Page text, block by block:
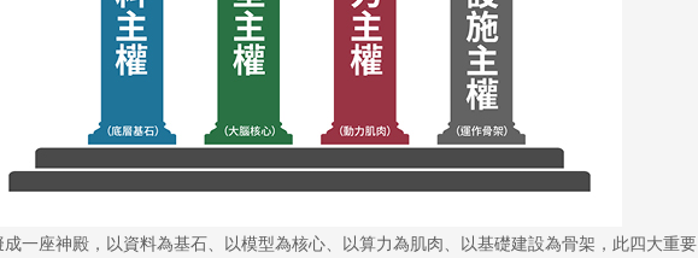
成一座神殿，以資料為基石、以模型為核心、以算力為肌肉、以基礎建設為骨架，此四大重要